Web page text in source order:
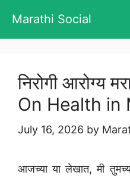
content
Marathi Social
निरोगी आरोग्य
On Health in
July 16, 2026 by
आजच्या या लेखात, मी